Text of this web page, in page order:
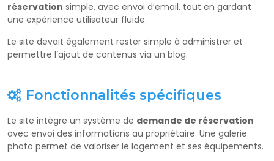
réservation simple, avec envoi d’email, tout en gardant
une expérience utilisateur fluide.
Le site devait également rester simple à administrer et
permettre l’ajout de contenus via un blog.
Fonctionnalités spécifiques
Le site intègre un système de demande de réservation
avec envoi des informations au propriétaire. Une galerie
photo permet de valoriser le logement et ses équipements.